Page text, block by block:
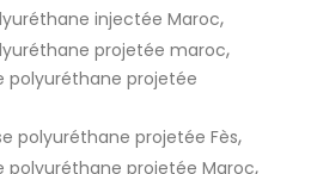
injectée Maroc,
projetée maroc,
polyuréthane projetée
polyuréthane projetée Fès,
polyuréthane projetée Maroc,